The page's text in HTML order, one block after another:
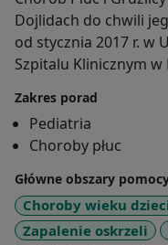
Dojlidach do chwili
od stycznia 2017 r. w
Szpitalu Klinicznym w
Zakres porad
Pediatria
Choroby płuc
Główne obszary
Choroby wieku
Zapalenie oskrzeli